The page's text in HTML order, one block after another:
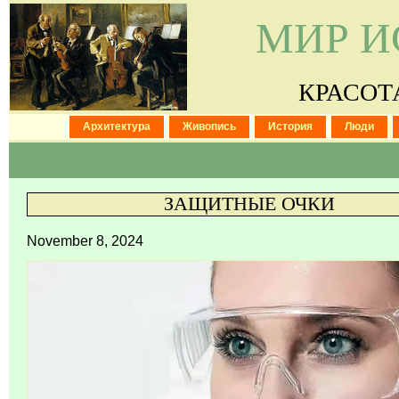
МИР
Архитектура Живопись История Люди
ЗАЩИТНЫЕ ОЧКИ
November 8, 2024